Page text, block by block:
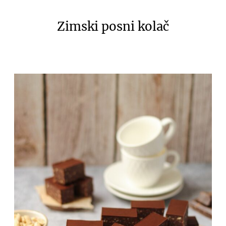
Zimski posni kolač